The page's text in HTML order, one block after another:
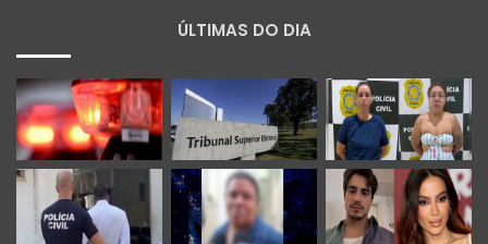
ÚLTIMAS DO DIA